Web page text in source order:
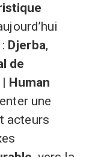
Djerba,
de
Human
une
acteurs